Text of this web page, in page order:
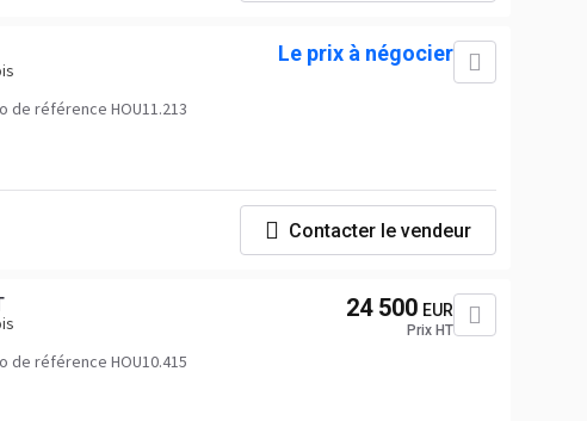
de référence HOU11.213
Le prix à négocier
Contacter le vendeur
de référence HOU10.415
24 500 EUR
Prix HT